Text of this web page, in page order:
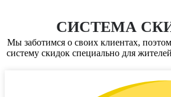
СИСТЕМА
Мы заботимся о своих клиентах,
систему скидок специально для жителей